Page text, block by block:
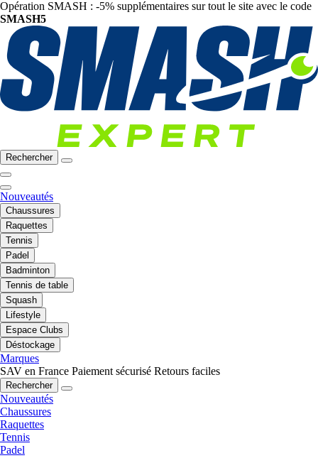
Opération SMASH : -5% supplémentaires sur tout le site avec le code
SMASH5
Rechercher
Nouveautés
Chaussures
Raquettes
Tennis
Padel
Badminton
Tennis de table
Squash
Lifestyle
Espace Clubs
Déstockage
Marques
SAV en France Paiement sécurisé Retours faciles
Rechercher
Nouveautés
Chaussures
Raquettes
Tennis
Padel